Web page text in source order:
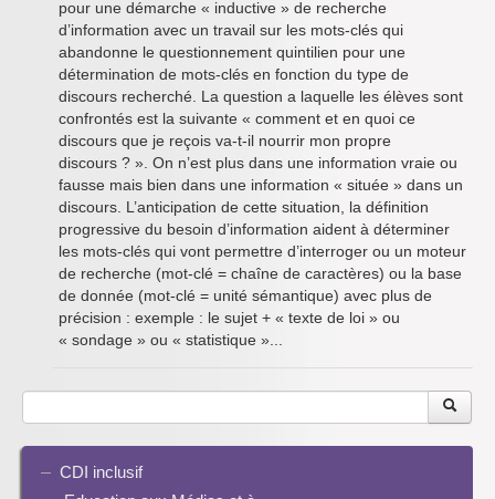
pour une démarche « inductive » de recherche
d’information avec un travail sur les mots-clés qui
abandonne le questionnement quintilien pour une
détermination de mots-clés en fonction du type de
discours recherché. La question a laquelle les élèves sont
confrontés est la suivante « comment et en quoi ce
discours que je reçois va-t-il nourrir mon propre
discours ? ». On n’est plus dans une information vraie ou
fausse mais bien dans une information « située » dans un
discours. L’anticipation de cette situation, la définition
progressive du besoin d’information aident à déterminer
les mots-clés qui vont permettre d’interroger ou un moteur
de recherche (mot-clé = chaîne de caractères) ou la base
de donnée (mot-clé = unité sémantique) avec plus de
précision : exemple : le sujet + « texte de loi » ou
« sondage » ou « statistique »...
CDI inclusif